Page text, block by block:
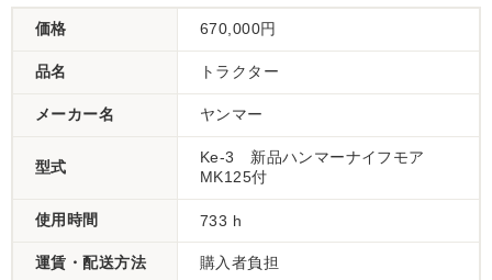
価格 670,000円
品名 トラクター
メーカー名 ヤンマー
型式
Ke-3 新品ハンマーナイフモア
MK125付
使用時間 733 h
運賃・配送方法 購入者負担